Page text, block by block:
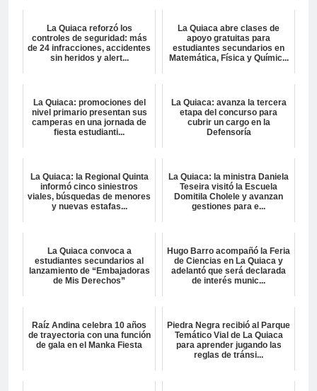
La Quiaca reforzó los
controles de seguridad: más
de 24 infracciones, accidentes
sin heridos y alert...
La Quiaca abre clases de
apoyo gratuitas para
estudiantes secundarios en
Matemática, Física y Químic...
La Quiaca: promociones del
nivel primario presentan sus
camperas en una jornada de
fiesta estudianti...
La Quiaca: avanza la tercera
etapa del concurso para
cubrir un cargo en la
Defensoría
La Quiaca: la Regional Quinta
informó cinco siniestros
viales, búsquedas de menores
y nuevas estafas...
La Quiaca: la ministra Daniela
Teseira visitó la Escuela
Domitila Cholele y avanzan
gestiones para e...
La Quiaca convoca a
estudiantes secundarios al
lanzamiento de “Embajadoras
de Mis Derechos”
Hugo Barro acompañó la Feria
de Ciencias en La Quiaca y
adelantó que será declarada
de interés munic...
Raíz Andina celebra 10 años
de trayectoria con una función
de gala en el Manka Fiesta
Piedra Negra recibió al Parque
Temático Vial de La Quiaca
para aprender jugando las
reglas de tránsi...